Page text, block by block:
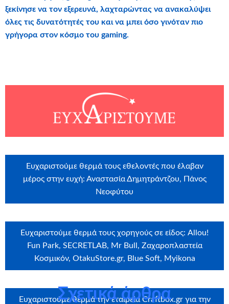
ξεκίνησε να τον εξερευνά, λαχταρώντας να ανακαλύψει
όλες τις δυνατότητές του και να μπει όσο γινόταν πιο
γρήγορα στον κόσμο του gaming.
Ευχαριστούμε θερμά τους εθελοντές που έλαβαν
μέρος στην ευχή: Αναστασία Δημητράντζου, Πάνος
Νεοφύτου
Ευχαριστούμε θερμά τους χορηγούς σε είδος: Allou!
Fun Park, SECRETLAB, Mr Bull, Ζαχαροπλαστεία
Κοσμικόν, OtakuStore.gr, Blue Soft, Myikona
Ευχαριστούμε θερμά την εταιρείαCraftbox.grγια την
Σχετικά άρθρα